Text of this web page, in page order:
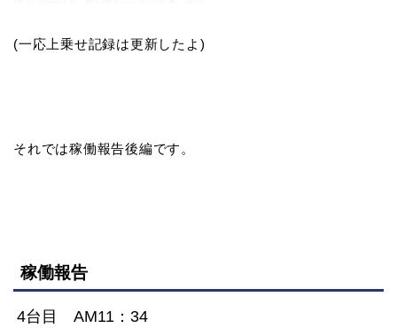
(一応上乗せ記録は更新したよ)
それでは稼働報告後編です。
稼働報告
4台目 AM11：34